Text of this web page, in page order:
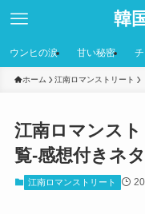
韓
ウンヒの涙 甘い秘密
ホーム 江南ロマンストリート
江南ロマンス
覧-感想付きネ
江南ロマンストリート